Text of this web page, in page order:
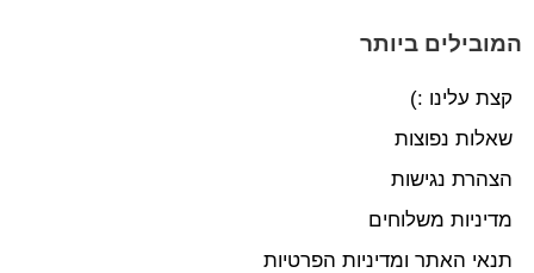
המובילים ביותר
קצת עלינו :)
שאלות נפוצות
הצהרת נגישות
מדיניות משלוחים
תנאי האתר ומדיניות הפרטיות